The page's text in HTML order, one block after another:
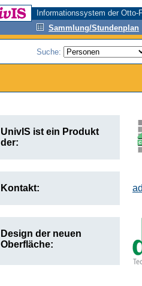
Informationssystem der
Sammlung/Stundenplan
Suche:
UnivIS ist ein Produkt
der:
Kontakt:
Design der neuen
Oberfläche: